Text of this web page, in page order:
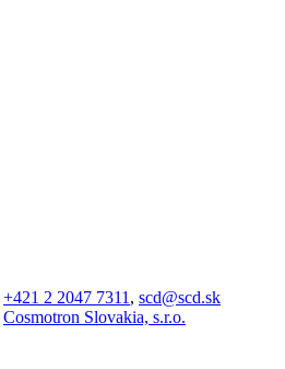
+421 2 2047 7311 , scd@scd.sk
Cosmotron Slovakia, s.r.o.